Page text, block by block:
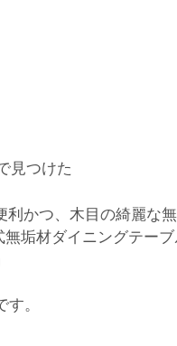
見つけた
利かつ、木目の綺麗な
垢材ダイニングテー
。